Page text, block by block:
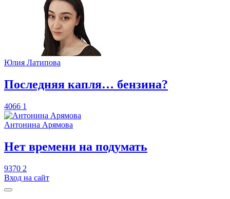
Юлия Латипова
​Последняя капля… бензина?
4066 1
Антонина Арямова
​Нет времени на подумать
9370 2
Вход на сайт